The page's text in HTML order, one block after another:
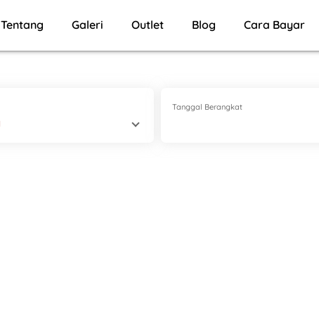
Tentang Galeri Outlet Blog Cara Bayar
Tanggal Berangkat